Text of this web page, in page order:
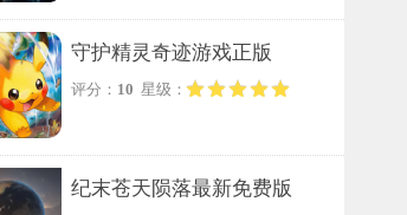
守护精灵奇迹游戏正版
评分： 10 星级：
纪末苍天陨落最新免费版